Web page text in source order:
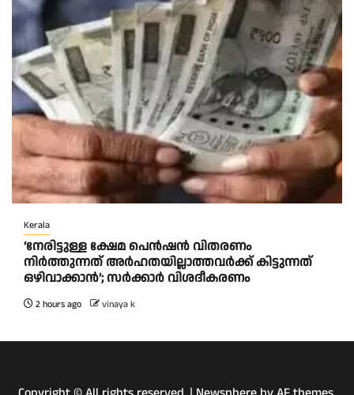
Kerala
‘നേരിട്ടുള്ള ക്ഷേമ പെൻഷൻ വിതരണം
നി‍‍ർത്തുന്നത് അർഹതയില്ലാത്തവർക്ക് കിട്ടുന്നത്
ഒഴിവാക്കാൻ’; സർക്കാ‍ർ വിശദീകരണം
2 hours ago vinaya k